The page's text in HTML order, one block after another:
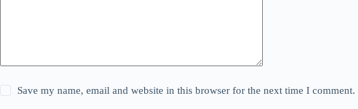
Save my name, email and website in this browser for the next time I comment.